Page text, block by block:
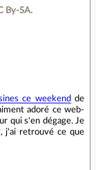
By‑SA.
ce weekend de
adoré ce web-
qui s'en dégage. Je
j'ai retrouvé ce que